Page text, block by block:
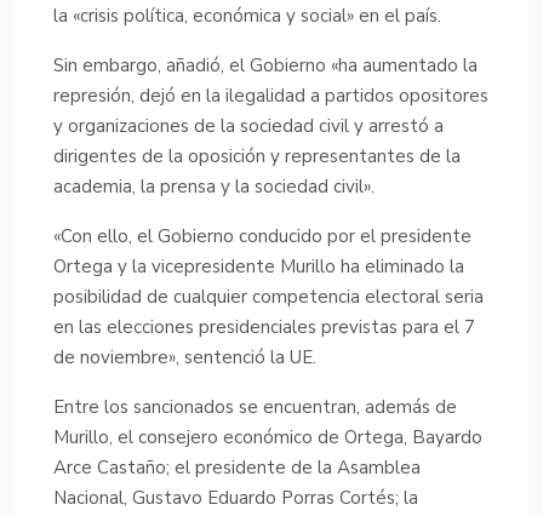
la «crisis política, económica y social» en el país.
Sin embargo, añadió, el Gobierno «ha aumentado la
represión, dejó en la ilegalidad a partidos opositores
y organizaciones de la sociedad civil y arrestó a
dirigentes de la oposición y representantes de la
academia, la prensa y la sociedad civil».
«Con ello, el Gobierno conducido por el presidente
Ortega y la vicepresidente Murillo ha eliminado la
posibilidad de cualquier competencia electoral seria
en las elecciones presidenciales previstas para el 7
de noviembre», sentenció la UE.
Entre los sancionados se encuentran, además de
Murillo, el consejero económico de Ortega, Bayardo
Arce Castaño; el presidente de la Asamblea
Nacional, Gustavo Eduardo Porras Cortés; la